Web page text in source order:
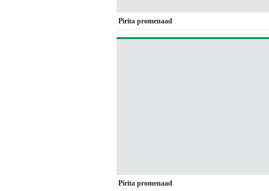
Pirita promenaad
Pirita promenaad